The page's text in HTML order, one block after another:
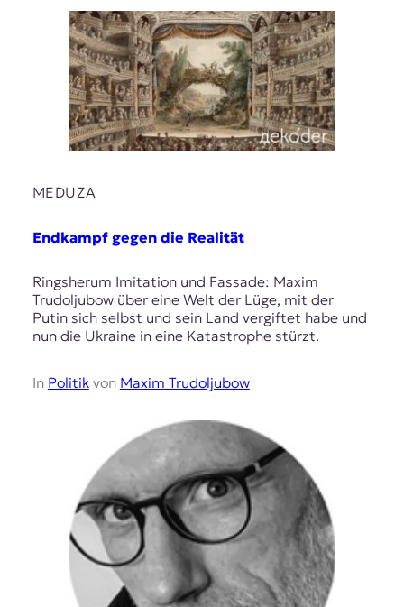
MEDUZA
Endkampf gegen die Realität
Ringsherum Imitation und Fassade: Maxim
Trudoljubow über eine Welt der Lüge, mit der
Putin sich selbst und sein Land vergiftet habe und
nun die Ukraine in eine Katastrophe stürzt.
In Politikvon Maxim Trudoljubow